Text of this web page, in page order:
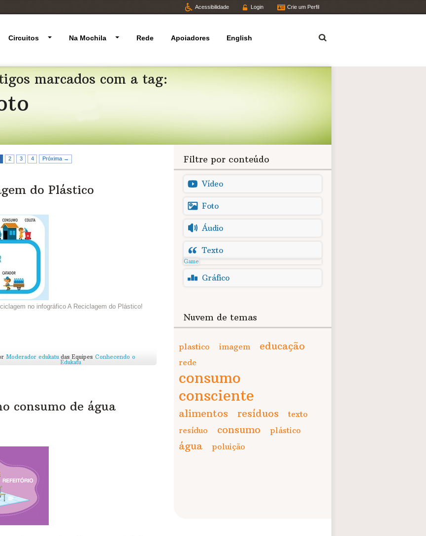
Acessibilidade Login Crie um Perfil
Circuitos Na Mochila Rede Apoiadores English Termo
marcados com a tag:
2 3 4 Próxima →
do Plástico
no infográfico A Reciclagem do Plástico!
Moderador edukatu das Equipes Conhecendo o
Edukatu
consumo de água
Filtre por conteúdo
Vídeo
Foto
Áudio
Texto
Game
Gráfico
Nuvem de temas
plastico imagem educação
rede
consumo
consciente
alimentos resíduos
texto
resíduo
consumo plástico
água poluição